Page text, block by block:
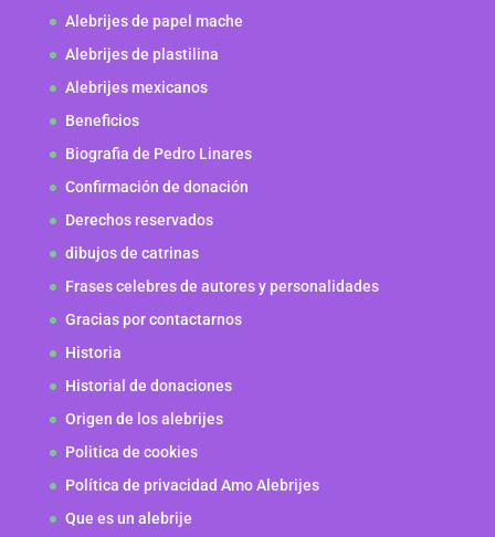
Alebrijes de papel mache
Alebrijes de plastilina
Alebrijes mexicanos
Beneficios
Biografia de Pedro Linares
Confirmación de donación
Derechos reservados
dibujos de catrinas
Frases celebres de autores y personalidades
Gracias por contactarnos
Historia
Historial de donaciones
Origen de los alebrijes
Politica de cookies
Política de privacidad Amo Alebrijes
Que es un alebrije